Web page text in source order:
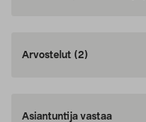
Arvostelut (2)
Asiantuntija vastaa